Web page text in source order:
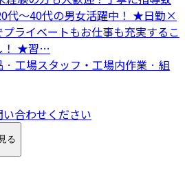
代～40代の男女活躍中！ ★日勤×
ライベートもお仕事も充実するこ
！ ★習…
· 工場スタッフ・工場内作業 · 組
合わせください
る